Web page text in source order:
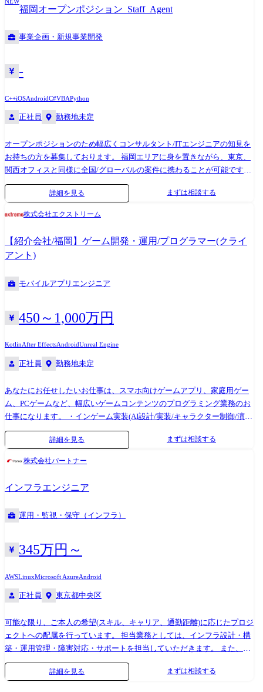
担当するイメージです。 案件紹介 ●官公庁向けのiPad/タブレットアプリ
保守開発案件 ●某キャリア向けモバイルアプリ開発案件 ●各種情報提供
AIアプリ開発 ●二輪車のメータと連携する通信アプリ開発 ※その他にも
様々なPJがございますのでぜひ面接の中でお話させてください。
福岡オープンポジション_Staff_Agent
事業企画・新規事業開発
-
C++iOSAndroidC#VBAPython
正社員 勤務地未定
オープンポジションのため幅広くコンサルタント/ITエンジニアの知見を
お持ちの方を募集しております。 福岡エリアに身を置きながら、東京、
関西オフィスと同様に全国/グローバルの案件に携わることが可能です。
●コンサルタント -業務内容 グローバル対応・デジタルトランスフォーメ
ーションを主体的に推進するITコンサルタント・ビジネスアナリスト
(BA)およびPMを募集いたします。 具体的には、各種業界のITコンサルテ
将来像の策定 ・グローバルプロジェクトプランニング、グローバルプロ
ジェクト推進 ・DXプランニング、DX推進 ・ビジネス要件の定義・最適
化 ・ソリューション検討、システム開発計画の立案 ・システムアーキテ
務内容 企業におけるデジタルトランスフォーメーション案件において、
に、戦略企画から変革実行・運用まで一貫した支援を行う人材を募集い
たします。具体的には、ソリューションエンジニアとして、下記を担当
メイドの要件定義、設計、開発、テスト、保守運用 -役割・期待 ・お客
す。 ・新しいテクノロジーにキャッチアップしながら、様々な業界で、
要件定義から設計、開発、テスト、保守運用まで幅広くチャレンジして
頂きます。 ●ITコンサルタント(金融系) -業務内容 企業におけるデジタル
トランスフォーメーション案件において、最先端のテクノロジーを活用
した業務・ビジネスの変革を推進するために、戦略企画から変革実行・
ステムメンテナンスの移行計画策定・実行推進支援 ・ 決済系システムの
IT-BCP導入・DR切替事務局支援 など -役割・期待 ・通信・プラットフ
ォーム業界、金融・クレジットカード業界のクライアントをITの力で支
業務の基本設計などコンサルスキルを磨いていきたい方 ・クライアント
フェイシング志向の方、チームワークを重視し、スピード感をもって自
詳細を見る まずは相談する
株式会社エクストリーム
【紹介会社/福岡】ゲーム開発・運用/プログラマー(クライ
アント)
モバイルアプリエンジニア
450～1,000万円
KotlinAfter EffectsAndroidUnreal Engine
正社員 勤務地未定
あなたにお任せしたいお仕事は、スマホ向けゲームアプリ、家庭用ゲー
ム、PCゲームなど、幅広いゲームコンテンツのプログラミング業務のお
仕事になります。 ・インゲーム実装(AI設計/実装/キャラクター制御/演出
実装など) ・アウトゲーム実装(UI実装/画面遷移/合成/進化画面実装など)
・API実装 ・開発環境の整備 ・ゲームエンジン開発 ・プラグイン開発な
ナミなど、ゲーム業界を牽引するトップ企業と安定的な取引を行ってお
ります。プロダクションカンパニーの一員として様々なクライアントの
プロジェクトに参画して頂き、1つの会社だけでは実現できない多彩なス
詳細を見る まずは相談する
株式会社パートナー
インフラエンジニア
運用・監視・保守（インフラ）
345万円～
AWSLinuxMicrosoft AzureAndroid
正社員 東京都中央区
可能な限り、ご本人の希望(スキル、キャリア、通勤距離)に応じたプロジ
ェクトへの配属を行っています。 担当業務としては、インフラ設計・構
築・運用管理・障害対応・サポートを担当していただきます。 また、設
計・構築未経験の方は、設計・構築へのスキルアップも図れるように致
します。 20代 ~60代まで幅広い年齢層の方が活躍しています。 ●設計構
詳細を見る まずは相談する